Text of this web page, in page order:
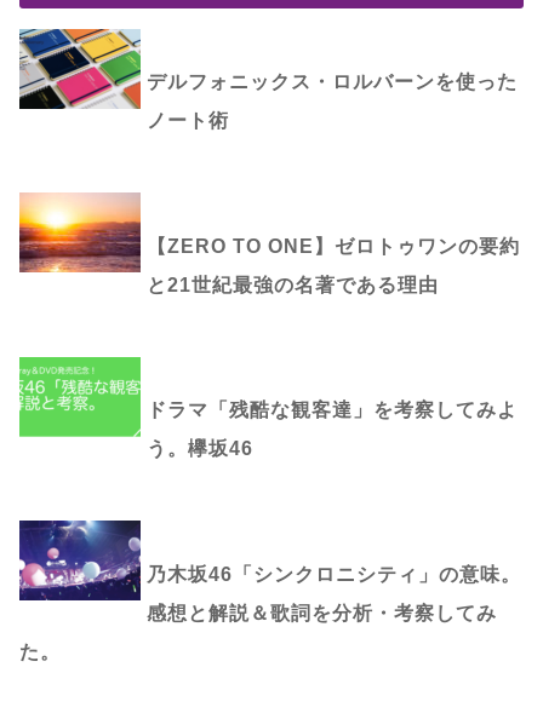
デルフォニックス・ロルバーンを使った
ノート術
【ZERO TO ONE】ゼロトゥワンの要約
と21世紀最強の名著である理由
ドラマ「残酷な観客達」を考察してみよ
う。欅坂46
乃木坂46「シンクロニシティ」の意味。
感想と解説＆歌詞を分析・考察してみ
た。